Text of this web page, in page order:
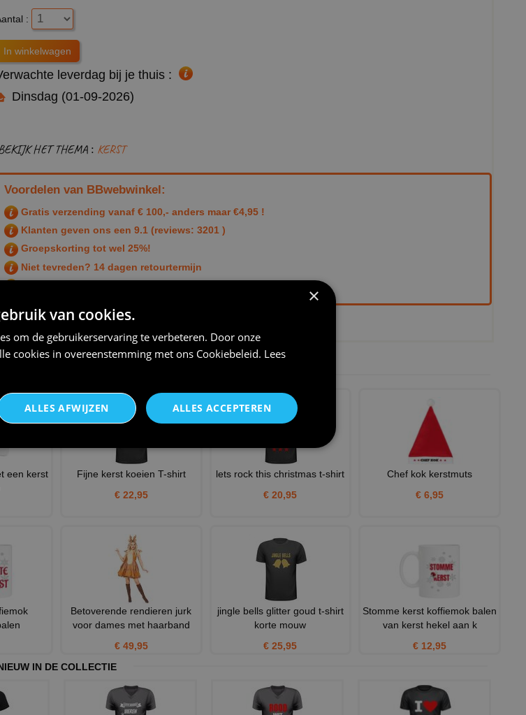
:
leverdag bij je thuis :
Dinsdag (01-09-2026)
HET THEMA : KERST
Voordelen van BBwebwinkel:
Gratis verzending vanaf € 100,- anders maar €4,95 !
Klanten geven ons een 9.1 (reviews: 3201 )
Groepskorting tot wel 25%!
Niet tevreden? 14 dagen retourtermijn
9720 - bbweb1533Qfin
een kerst
Fijne kerst koeien T-shirt
€ 22,95
lets rock this christmas t-shirt
€ 20,95
Chef kok kerstmuts
€ 6,95
Betoverende rendieren jurk
voor dames met haarband
€ 49,95
jingle bells glitter goud t-shirt
korte mouw
€ 25,95
Stomme kerst koffiemok balen
van kerst hekel aan k
€ 12,95
IN DE COLLECTIE
×
van cookies.
om de gebruikerservaring te verbeteren. Door onze
cookies in overeenstemming met ons Cookiebeleid. Lees
ALLES ACCEPTEREN
ALLES AFWIJZEN